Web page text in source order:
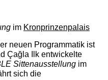
im Kronprinzenpalais
neuen Programmatik ist
Çağla Ilk entwickelte
Sittenausstellungim
sich die